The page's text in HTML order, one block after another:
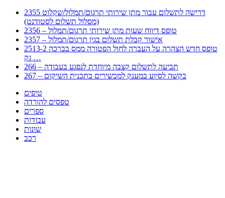
2355 דרישה לתשלום עבור מתן שירותי תרגום/תמלול/שקלוט
(מסלול תשלום לסטודנט)
2356 – טופס דיווח שעות מתן שירותי תרגום/תמלול
2357 – אישור קבלת תשלום בגין תרגום/תמלול
2513-2 טופס חדש הצהרה על העברה לחול הפטורה ממס בברכה
גק …
266 – תביעה לתשלום קצבה מיוחדת לנפגע בעבודה
267 – בקשה לסיוע במענק למכשירים בתכנית השיקום
טיפים
טפסים להורדה
ספרים
עבודות
שונות
רכב